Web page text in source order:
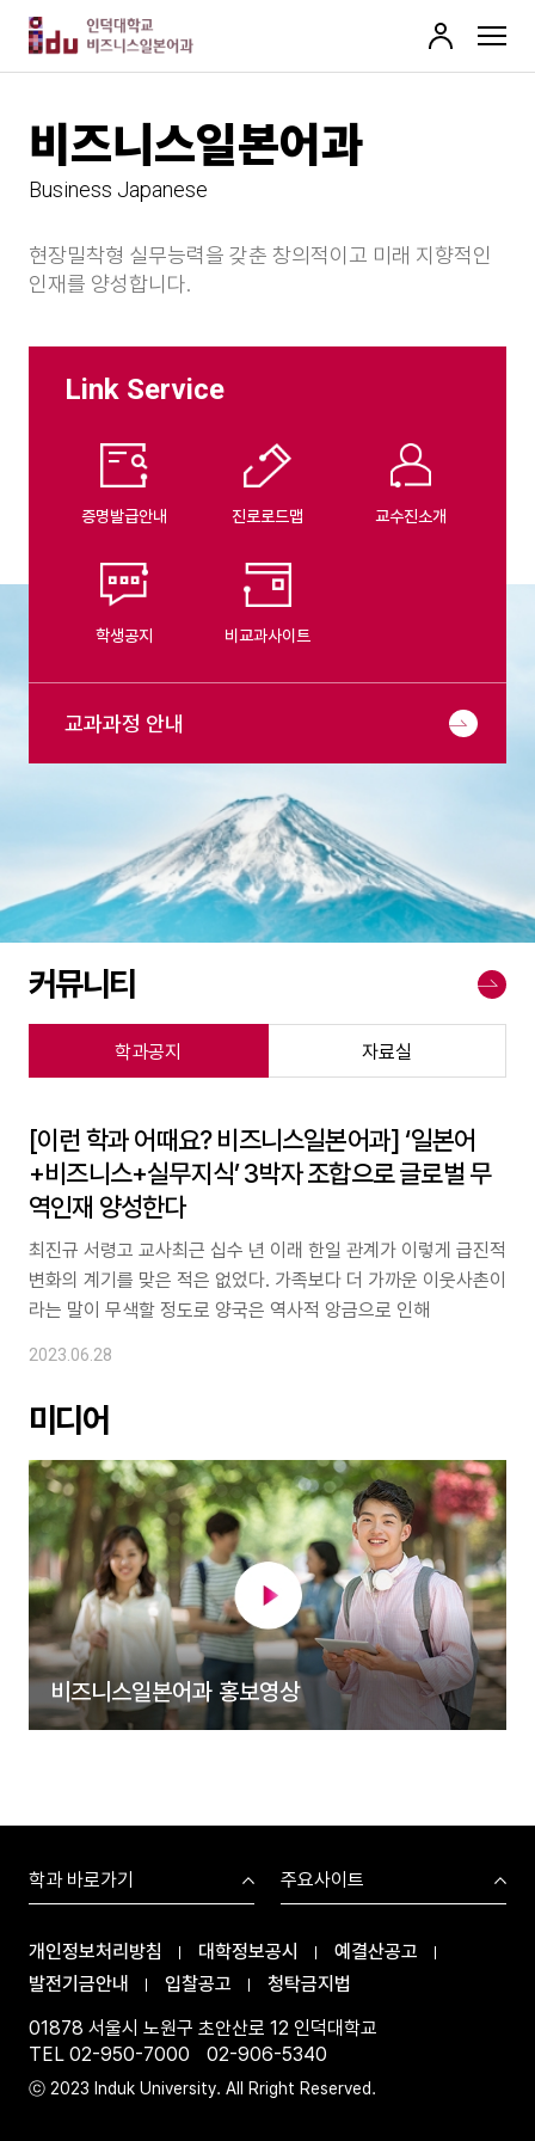
로
MENU
비즈니스일본어과
Business Japanese
현장밀착형 실무능력을 갖춘 창의적이고 미래 지향적인
인재를 양성합니다.
Link Service
증명발급안내 진로로드맵 교수진소개
학생공지 비교과사이트
교과과정 안내
커뮤니티
학과공지 자료실
[이런 학과 어때요? 비즈니스일본어과] ‘일본어
+비즈니스+실무지식’ 3박자 조합으로 글로벌 무
역인재 양성한다
최진규 서령고 교사최근 십수 년 이래 한일 관계가 이렇게 급진적
변화의 계기를 맞은 적은 없었다. 가족보다 더 가까운 이웃사촌이
라는 말이 무색할 정도로 양국은 역사적 앙금으로 인해
2023.06.28
더
보
기
미디어
비즈니스일본어과 홍보영상
개인정보처리방침 대학정보공시
예결산공고
발전기금안내
입찰공고
청탁금지법
01878 서울시 노원구 초안산로 12 인덕대학교
TEL 02-950-7000
02-906-5340
ⓒ 2023 Induk University. All Rright Reserved.
학과 바로가기 주요사이트